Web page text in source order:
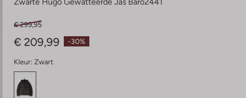
-30%
€ 299,95
€ 209,99
Kleur: Zwart